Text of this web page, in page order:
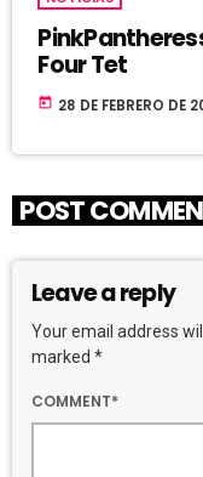
Four Tet
today 28 DE FEBRERO DE
POST
Leave a reply
Your email address
marked *
COMMENT*